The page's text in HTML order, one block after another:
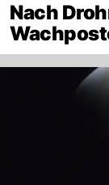
Nach